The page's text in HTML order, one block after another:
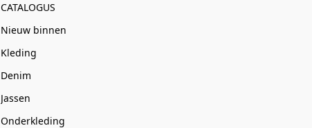
CATALOGUS
Nieuw binnen
Kleding
Denim
Jassen
Onderkleding